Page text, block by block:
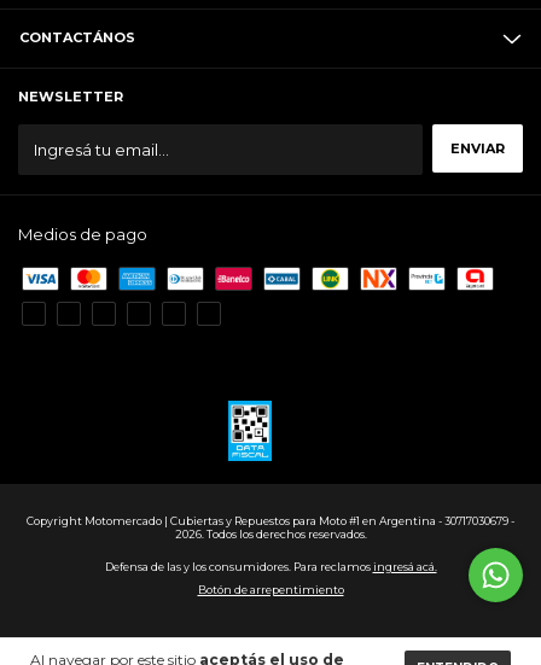
Al navegar por este sitio aceptás el uso de
CONTACTÁNOS
NEWSLETTER
Medios de pago
Copyright Motomercado | Cubiertas y Repuestos para Moto #1 en Argentina - 30717030679 -
2026. Todos los derechos reservados.
Defensa de las y los consumidores. Para reclamos ingresá acá.
Botón de arrepentimiento